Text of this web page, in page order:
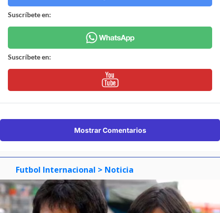
Suscríbete en:
Suscríbete en:
Mostrar Comentarios
Futbol Internacional > Noticia